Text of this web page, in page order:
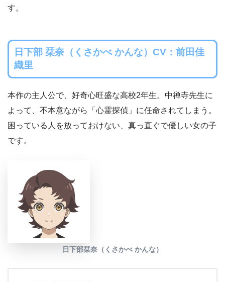
す。
日下部 栞奈（くさかべ かんな）CV：前田佳
織里
本作の主人公で、好奇心旺盛な高校2年生。中禅寺先生に
よって、不本意ながら「心霊探偵」に任命されてしまう。
困っている人を放っておけない、真っ直ぐで優しい女の子
です。
日下部栞奈（くさかべ かんな）